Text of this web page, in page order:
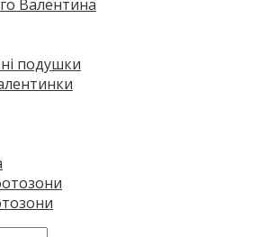
Валентина
подушки